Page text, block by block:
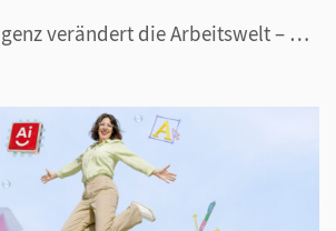
Künstliche Intelligenz verändert die Arbeitswelt – und mit ihr auch den Bewerbungsprozess. Was vor wenigen Jahren noch nach Zukunftsmusik klang, ist heute längst Realität: Immer mehr Unternehmen nutzen KI-gestützte Systeme zur Sichtung von Bewerbungsunterlagen, während Bewerber/-innen selbst KI eins...